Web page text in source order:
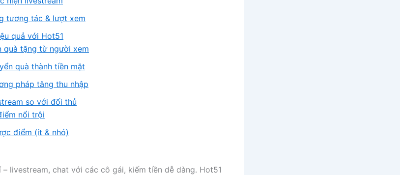
tương tác & lượt xem
quả với Hot51
quà tặng từ người xem
quà thành tiền mặt
pháp tăng thu nhập
so với đối thủ
nổi trội
điểm (ít & nhỏ)
– livestream, chat với các cô gái, kiếm tiền dễ dàng. Hot51